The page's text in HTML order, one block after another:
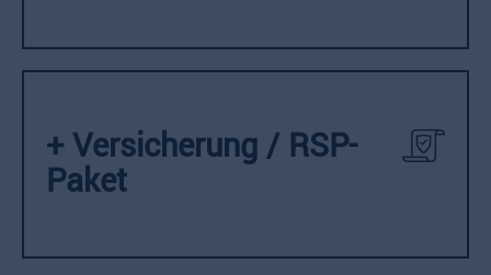
+ Versicherung / RSP-
Paket